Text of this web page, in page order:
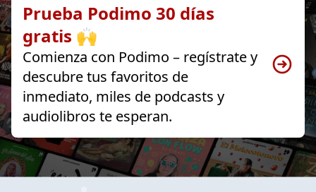
Prueba Podimo 30 días
gratis 🙌
Comienza con Podimo – regístrate y
descubre tus favoritos de
inmediato, miles de podcasts y
audiolibros te esperan.